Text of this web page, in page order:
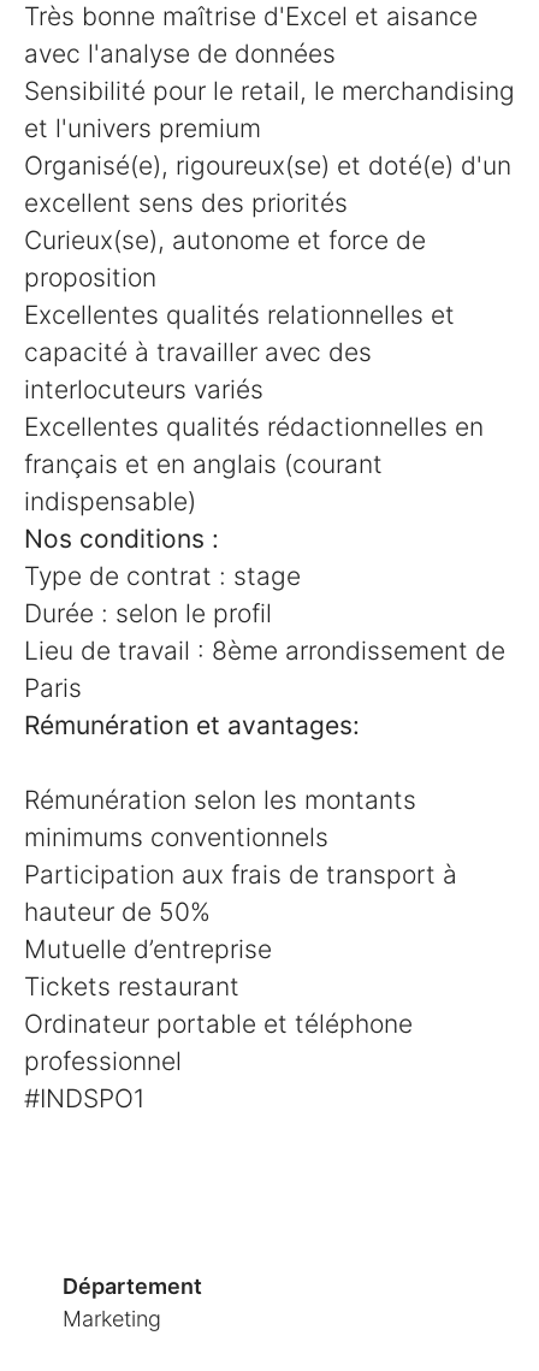
Très bonne maîtrise d'Excel et aisance
avec l'analyse de données
Sensibilité pour le retail, le merchandising
et l'univers premium
Organisé(e), rigoureux(se) et doté(e) d'un
excellent sens des priorités
Curieux(se), autonome et force de
proposition
Excellentes qualités relationnelles et
capacité à travailler avec des
interlocuteurs variés
Excellentes qualités rédactionnelles en
français et en anglais (courant
indispensable)
Nos conditions :
Type de contrat : stage
Durée : selon le profil
Lieu de travail : 8ème arrondissement de
Paris
Rémunération et avantages:
Rémunération selon les montants
minimums conventionnels
Participation aux frais de transport à
hauteur de 50%
Mutuelle d’entreprise
Tickets restaurant
Ordinateur portable et téléphone
professionnel
#INDSPO1
Département
Marketing